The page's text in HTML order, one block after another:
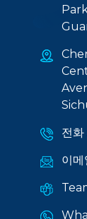
전화
이메